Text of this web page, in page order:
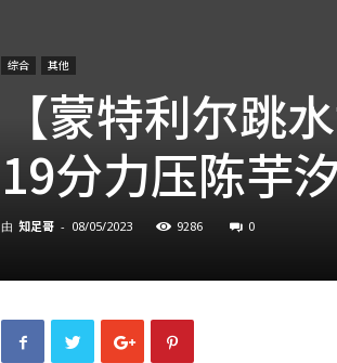
综合 其他
【蒙特利尔跳
19分力压陈芋
由 知足哥 - 08/05/2023 9286 0